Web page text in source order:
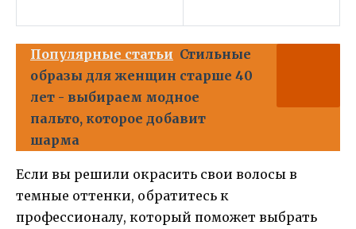
Популярные статьи Стильные
образы для женщин старше 40
лет - выбираем модное
пальто, которое добавит
шарма
Если вы решили окрасить свои волосы в
темные оттенки, обратитесь к
профессионалу, который поможет выбрать